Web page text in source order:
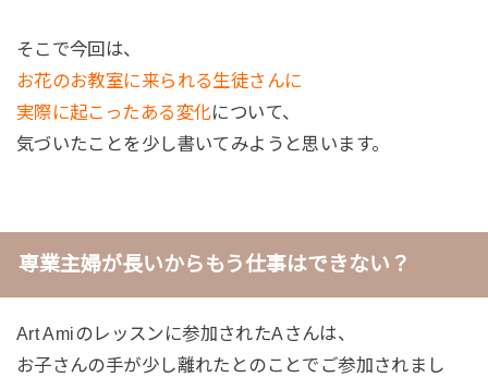
そこで今回は、
お花のお教室に来られる生徒さんに
実際に起こったある変化について、
気づいたことを少し書いてみようと思います。
専業主婦が長いからもう仕事はできない？
Art Amiのレッスンに参加されたAさんは、
お子さんの手が少し離れたとのことでご参加されまし